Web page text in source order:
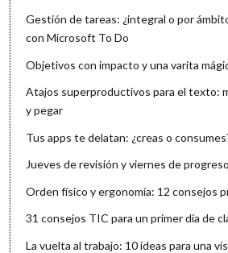
Gestión de tareas: ¿integral o por
con Microsoft To Do
Objetivos con impacto y una varita
Atajos superproductivos para el texto:
y pegar
Tus apps te delatan: ¿creas o
Jueves de revisión y viernes de progreso
Orden físico y ergonomía: 12 consejos
31 consejos TIC para un primer día de
La vuelta al trabajo: 10 ideas para una